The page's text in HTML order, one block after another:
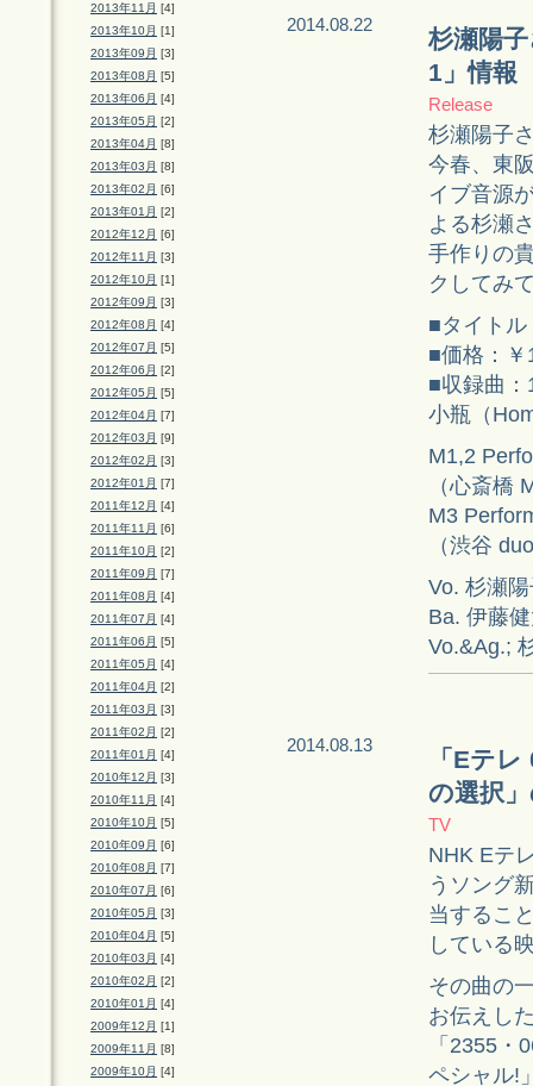
2013年11月 [4]
2013年10月 [1]
2013年09月 [3]
2013年08月 [5]
2013年06月 [4]
2013年05月 [2]
2013年04月 [8]
2013年03月 [8]
2013年02月 [6]
2013年01月 [2]
2012年12月 [6]
2012年11月 [3]
2012年10月 [1]
2012年09月 [3]
2012年08月 [4]
2012年07月 [5]
2012年06月 [2]
2012年05月 [5]
2012年04月 [7]
2012年03月 [9]
2012年02月 [3]
2012年01月 [7]
2011年12月 [4]
2011年11月 [6]
2011年10月 [2]
2011年09月 [7]
2011年08月 [4]
2011年07月 [4]
2011年06月 [5]
2011年05月 [4]
2011年04月 [2]
2011年03月 [3]
2011年02月 [2]
2011年01月 [4]
2010年12月 [3]
2010年11月 [4]
2010年10月 [5]
2010年09月 [6]
2010年08月 [7]
2010年07月 [6]
2010年05月 [3]
2010年04月 [5]
2010年03月 [4]
2010年02月 [2]
2010年01月 [4]
2009年12月 [1]
2009年11月 [8]
2009年10月 [4]
2014.08.22
杉瀬陽
1」情報
Release
杉瀬陽子
今春、東
イブ音源
よる杉瀬
手作りの
クしてみ
■タイト
■価格：
■収録曲
小瓶（
M1,2
（心斎橋
M3
（渋谷
Vo. 杉瀬
Ba. 伊藤
Vo.&Ag.;
2014.08.13
「Eテ
の選択
TV
NHK Eテ
うソング
当するこ
している
その曲の
お伝えし
「2355
ペシャル!